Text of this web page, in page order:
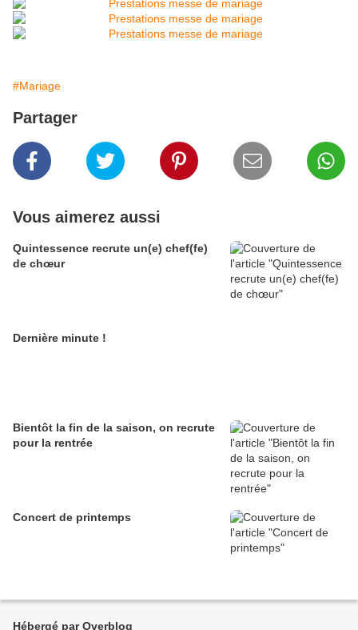
#Mariage
Partager
Vous aimerez aussi
Quintessence recrute un(e) chef(fe)
de chœur
Dernière minute !
Bientôt la fin de la saison, on recrute
pour la rentrée
Concert de printemps
Hébergé par Overblog